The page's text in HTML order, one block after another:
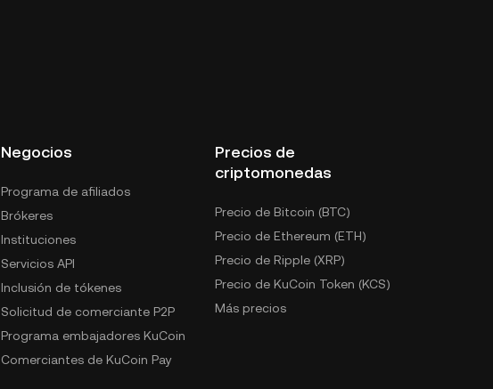
Negocios
Programa de afiliados
Brókeres
Instituciones
Servicios API
Inclusión de tókenes
Solicitud de comerciante P2P
Programa embajadores KuCoin
Comerciantes de KuCoin Pay
Precios de
criptomonedas
Precio de Bitcoin (BTC)
Precio de Ethereum (ETH)
Precio de Ripple (XRP)
Precio de KuCoin Token (KCS)
Más precios